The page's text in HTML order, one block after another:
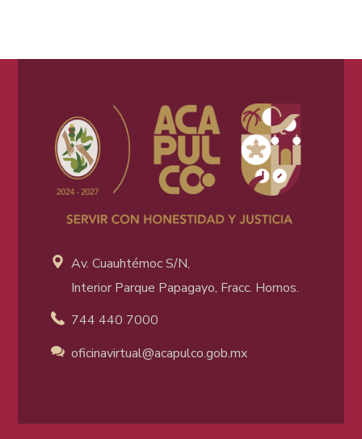
Av. Cuauhtémoc S/N,
Interior Parque Papagayo, Fracc. Hornos.
744 440 7000
oficinavirtual@acapulco.gob.mx